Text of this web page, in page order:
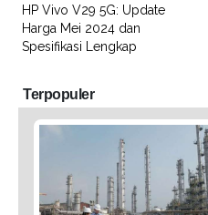
HP Vivo V29 5G: Update
Harga Mei 2024 dan
Spesifikasi Lengkap
Terpopuler